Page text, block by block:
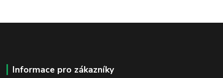
Informace pro zákazníky